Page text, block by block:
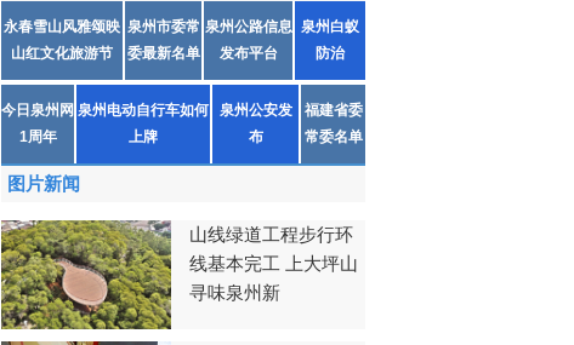
永春雪山风雅颂映
山红文化旅游节
泉州市委常
委最新名单
泉州公路信息
发布平台
泉州白蚁
防治
今日泉州网
1周年
泉州电动自行车如何
上牌
泉州公安发
布
福建省委
常委名单
图片新闻
山线绿道工程步行环
线基本完工 上大坪山
寻味泉州新